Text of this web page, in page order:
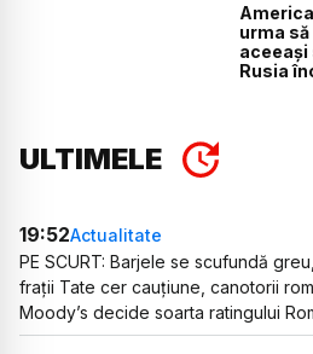
urma să
aceeași
Rusia
ULTIMELE
19:52Actualitate
PE SCURT: Barjele se scufundă
frații Tate cer cauțiune, canotorii
Moody’s decide soarta ratingului